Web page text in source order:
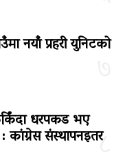
नयाँ प्रहरी युनिटको
८
धरपकड भए
: कांग्रेस संस्थापनइतर